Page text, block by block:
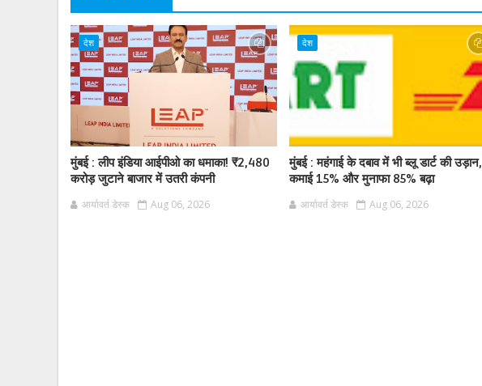
देश
मुंबई : लीप इंडिया आईपीओ का धमाका! ₹2,480
करोड़ जुटाने बाजार में उतरी कंपनी
आर्यावर्त डेस्क Aug 06, 2026
देश
मुंबई : महंगाई के दबाव में भी ब्लू डार्ट की उड़ान,
कमाई 15% और मुनाफा 85% बढ़ा
आर्यावर्त डेस्क Aug 06, 2026